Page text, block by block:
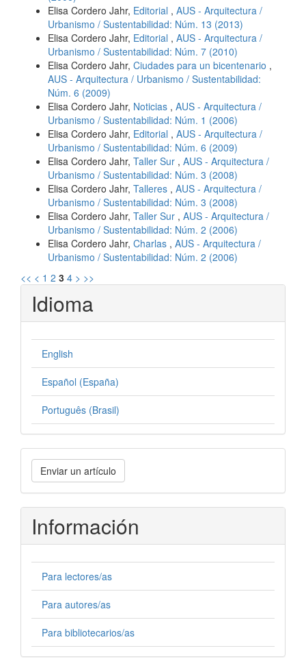
Elisa Cordero Jahr, Editorial , AUS - Arquitectura /
Urbanismo / Sustentabilidad: Núm. 13 (2013)
Elisa Cordero Jahr, Editorial , AUS - Arquitectura /
Urbanismo / Sustentabilidad: Núm. 7 (2010)
Elisa Cordero Jahr, Ciudades para un bicentenario ,
AUS - Arquitectura / Urbanismo / Sustentabilidad:
Núm. 6 (2009)
Elisa Cordero Jahr, Noticias , AUS - Arquitectura /
Urbanismo / Sustentabilidad: Núm. 1 (2006)
Elisa Cordero Jahr, Editorial , AUS - Arquitectura /
Urbanismo / Sustentabilidad: Núm. 6 (2009)
Elisa Cordero Jahr, Taller Sur , AUS - Arquitectura /
Urbanismo / Sustentabilidad: Núm. 3 (2008)
Elisa Cordero Jahr, Talleres , AUS - Arquitectura /
Urbanismo / Sustentabilidad: Núm. 3 (2008)
Elisa Cordero Jahr, Taller Sur , AUS - Arquitectura /
Urbanismo / Sustentabilidad: Núm. 2 (2006)
Elisa Cordero Jahr, Charlas , AUS - Arquitectura /
Urbanismo / Sustentabilidad: Núm. 2 (2006)
<< < 1 2 3 4 > >>
Idioma
English
Español (España)
Português (Brasil)
Enviar
un
artículo
Enviar un artículo
Información
Para lectores/as
Para autores/as
Para bibliotecarios/as